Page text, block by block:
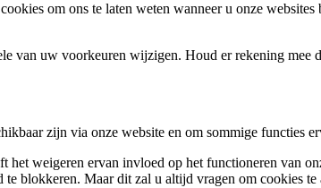
om ons te laten weten wanneer u onze
van uw voorkeuren wijzigen. Houd er rekening mee
zijn via onze website en om sommige functies
het weigeren ervan invloed op het functioneren van
blokkeren. Maar dit zal u altijd vragen om cookies